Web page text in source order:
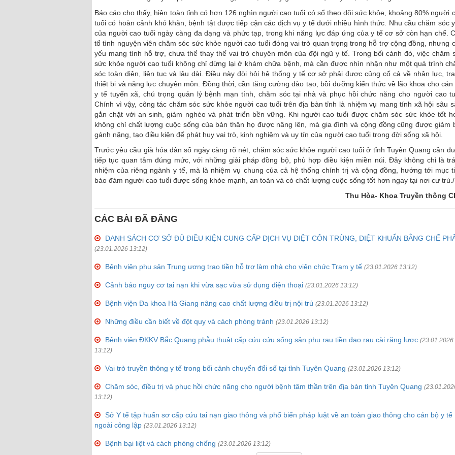
Báo cáo cho thấy, hiện toàn tỉnh có hơn 126 nghìn người cao tuổi có sổ theo dõi sức khỏe, khoảng 80% người
tuổi có hoàn cảnh khó khăn, bệnh tật được tiếp cận các dịch vụ y tế dưới nhiều hình thức. Nhu cầu chăm sóc
của người cao tuổi ngày càng đa dạng và phức tạp, trong khi năng lực đáp ứng của y tế cơ sở còn hạn chế.
tổ tình nguyện viên chăm sóc sức khỏe người cao tuổi đóng vai trò quan trọng trong hỗ trợ cộng đồng, nhưng
yếu mang tính hỗ trợ, chưa thể thay thế vai trò chuyên môn của đội ngũ y tế. Trong bối cảnh đó, việc chăm
sức khỏe người cao tuổi không chỉ dừng lại ở khám chữa bệnh, mà cần được nhìn nhận như một quá trình
sóc toàn diện, liên tục và lâu dài. Điều này đòi hỏi hệ thống y tế cơ sở phải được củng cố cả về nhân lực,
thiết bị và năng lực chuyên môn. Đồng thời, cần tăng cường đào tạo, bồi dưỡng kiến thức về lão khoa cho cán
y tế tuyến xã, chú trọng quản lý bệnh mạn tính, chăm sóc tại nhà và phục hồi chức năng cho người cao
Chính vì vậy, công tác chăm sóc sức khỏe người cao tuổi trên địa bàn tỉnh là nhiệm vụ mang tính xã hội sâu
gắn chặt với an sinh, giảm nghèo và phát triển bền vững. Khi người cao tuổi được chăm sóc sức khỏe tốt
không chỉ chất lượng cuộc sống của bản thân họ được nâng lên, mà gia đình và cộng đồng cũng được giảm
gánh nặng, tạo điều kiện để phát huy vai trò, kinh nghiệm và uy tín của người cao tuổi trong đời sống xã hội.
Trước yêu cầu già hóa dân số ngày càng rõ nét, chăm sóc sức khỏe người cao tuổi ở tỉnh Tuyên Quang cần
tiếp tục quan tâm đúng mức, với những giải pháp đồng bộ, phù hợp điều kiện miền núi. Đây không chỉ là
nhiệm của riêng ngành y tế, mà là nhiệm vụ chung của cả hệ thống chính trị và cộng đồng, hướng tới mục
bảo đảm người cao tuổi được sống khỏe mạnh, an toàn và có chất lượng cuộc sống tốt hơn ngay tại nơi cư trú./.
Thu Hòa- Khoa Truyền thông
CÁC BÀI ĐÃ ĐĂNG
DANH SÁCH CƠ SỞ ĐỦ ĐIỀU KIỆN CUNG CẤP DỊCH VỤ DIỆT CÔN TRÙNG, DIỆT KHUẨN BẰNG CHẾ
(23.01.2026 13:12)
Bệnh viện phụ sản Trung ương trao tiền hỗ trợ làm nhà cho viên chức Trạm y tế (23.01.2026 13:12)
Cảnh báo nguy cơ tai nạn khi vừa sạc vừa sử dụng điện thoại (23.01.2026 13:12)
Bệnh viện Đa khoa Hà Giang nâng cao chất lượng điều trị nội trú (23.01.2026 13:12)
Những điều cần biết về đột quỵ và cách phòng tránh (23.01.2026 13:12)
Bệnh viện ĐKKV Bắc Quang phẫu thuật cấp cứu cứu sống sản phụ rau tiền đạo rau cài răng lược (23.01.2026
13:12)
Vai trò truyền thông y tế trong bối cảnh chuyển đổi số tại tỉnh Tuyên Quang (23.01.2026 13:12)
Chăm sóc, điều trị và phục hồi chức năng cho người bệnh tâm thần trên địa bàn tỉnh Tuyên Quang
13:12)
Sở Y tế tập huấn sơ cấp cứu tai nạn giao thông và phổ biến pháp luật về an toàn giao thông cho cán bộ y tế
ngoài công lập (23.01.2026 13:12)
Bệnh bại liệt và cách phòng chống (23.01.2026 13:12)